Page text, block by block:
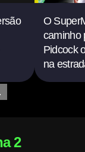
O
caminho
Pidcock
na
2